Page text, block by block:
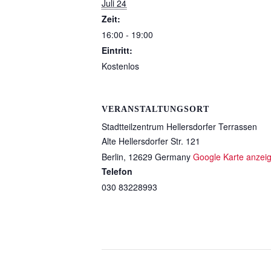
Juli 24
Zeit:
16:00 - 19:00
Eintritt:
Kostenlos
VERANSTALTUNGSORT
Stadtteilzentrum Hellersdorfer Terrassen
Alte Hellersdorfer Str. 121
Berlin, 12629 Germany Google Karte
Telefon
030 83228993